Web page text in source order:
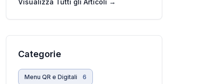
Categorie
Menu QR e Digitali 6